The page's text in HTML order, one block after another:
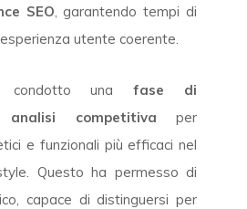
SEO, garantendo tempi di
utente coerente.
condotto unafase di
competitiva per
e funzionali più efficaci nel
Questo ha permesso di
capace di distinguersi per